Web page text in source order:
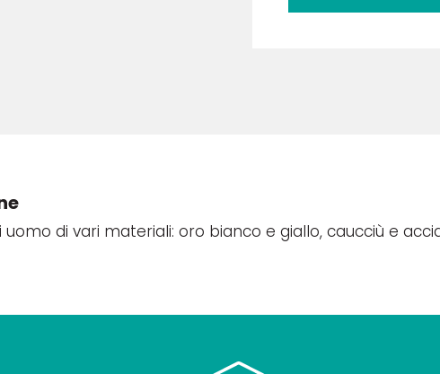
uomo di vari materiali: oro bianco e giallo, caucciù e